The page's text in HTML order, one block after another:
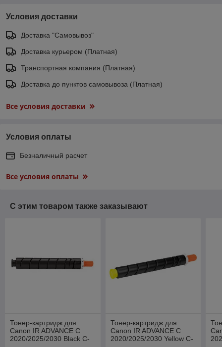
Условия доставки
Доставка "Самовывоз"
Доставка курьером (Платная)
Транспортная компания (Платная)
Доставка до пунктов самовывоза (Платная)
Все условия доставки
Условия оплаты
Безналичный расчет
Все условия оплаты
С этим товаром также заказывают
Тонер-картридж для
Canon IR ADVANCE C
2020/2025/2030 Black C-
Тонер-картридж для
Canon IR ADVANCE C
2020/2025/2030 Yellow C-